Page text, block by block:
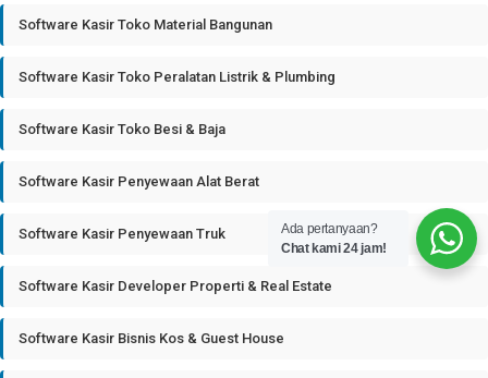
Software Kasir Toko Material Bangunan
Software Kasir Toko Peralatan Listrik & Plumbing
Software Kasir Toko Besi & Baja
Software Kasir Penyewaan Alat Berat
Software Kasir Penyewaan Truk
Software Kasir Developer Properti & Real Estate
Software Kasir Bisnis Kos & Guest House
Ada pertanyaan?
Chat kami 24 jam!